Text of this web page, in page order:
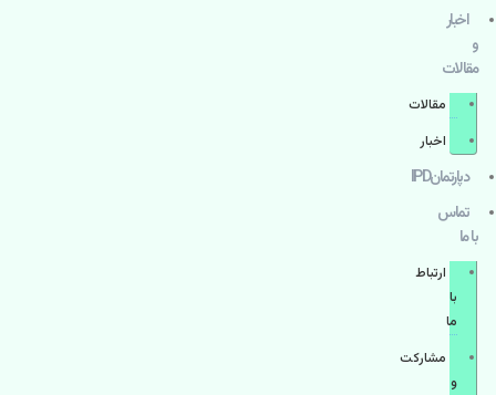
اخبار
و
مقالات
مقالات
اخبار
دپارتمانIPD
تماس
با ما
ارتباط
با
ما
مشاركت
و